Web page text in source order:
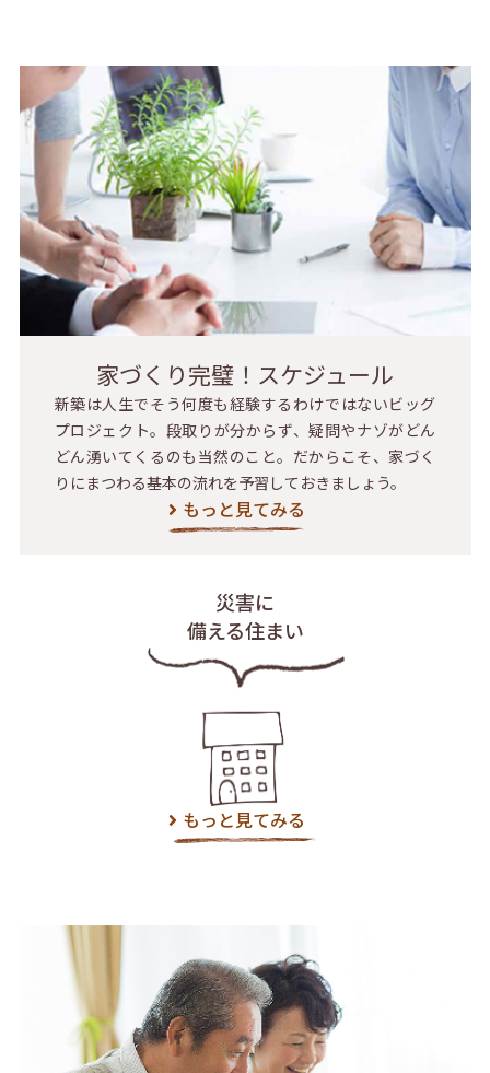
家づくり完璧！スケジュール
新築は人生でそう何度も経験するわけではないビッグ
プロジェクト。段取りが分からず、疑問やナゾがどん
どん湧いてくるのも当然のこと。だからこそ、家づく
りにまつわる基本の流れを予習しておきましょう。
もっと見てみる
災害に
備える住まい
もっと見てみる